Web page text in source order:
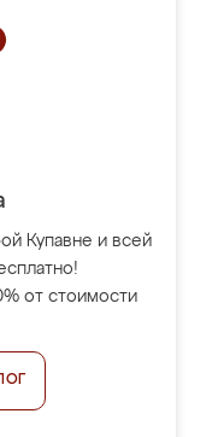
Купавне и всей
от стоимости